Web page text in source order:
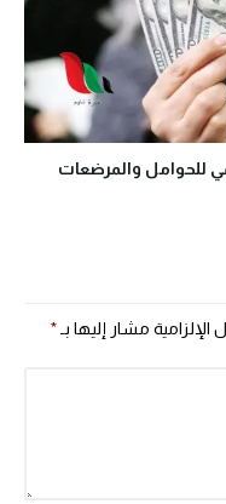
للحوامل والمرضعات
الإلزامية مشار إليها بـ*